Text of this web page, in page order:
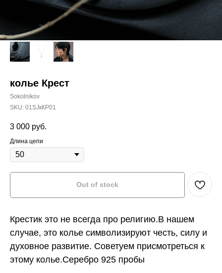
колье Крест
Sokolnikov
SKU: 01SJкКР01
3 000 руб.
Длина цепи
Out of stock
Крестик это не всегда про религию.В нашем
случае, это колье символизируют честь, силу и
духовное развитие. Советуем присмотреться к
этому колье.Серебро 925 пробы